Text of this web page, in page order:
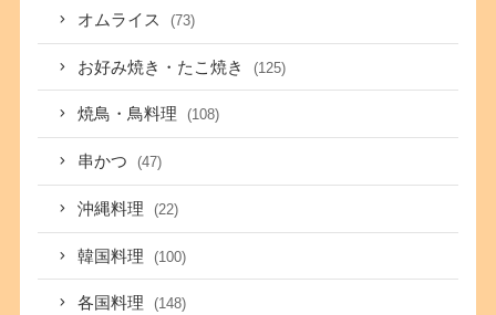
オムライス (73)
お好み焼き・たこ焼き (125)
焼鳥・鳥料理 (108)
串かつ (47)
沖縄料理 (22)
韓国料理 (100)
各国料理 (148)